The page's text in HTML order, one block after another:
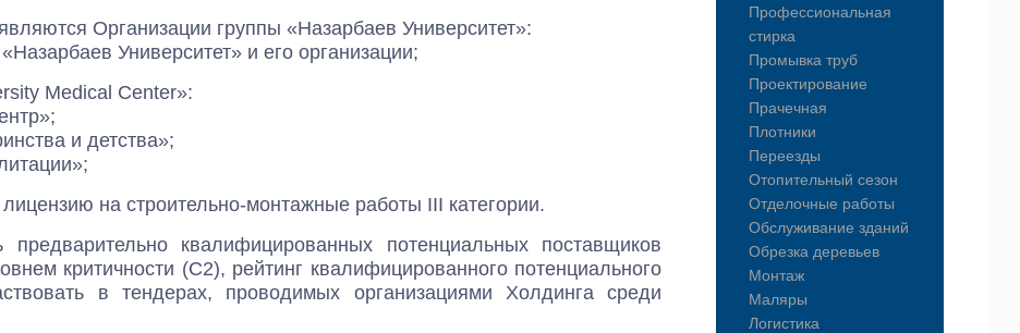
Организации группы «Назарбаев Университет»:
Университет» и его организации;
Medical Center»:
и детства»;
на строительно-монтажные работы III категории.
квалифицированных потенциальных поставщиков
критичности (С2), рейтинг квалифицированного потенциального
в тендерах, проводимых организациями Холдинга среди
Профессиональная
стирка
Промывка труб
Проектирование
Прачечная
Плотники
Переезды
Отопительный сезон
Отделочные работы
Обслуживание зданий
Обрезка деревьев
Монтаж
Маляры
Логистика